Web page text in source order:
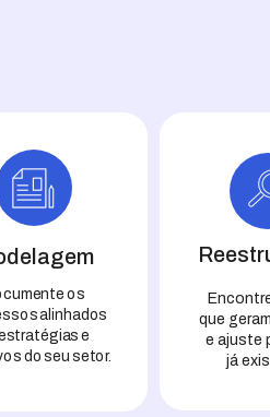
os
alinhados
e
do seu setor.
que
e ajuste
já